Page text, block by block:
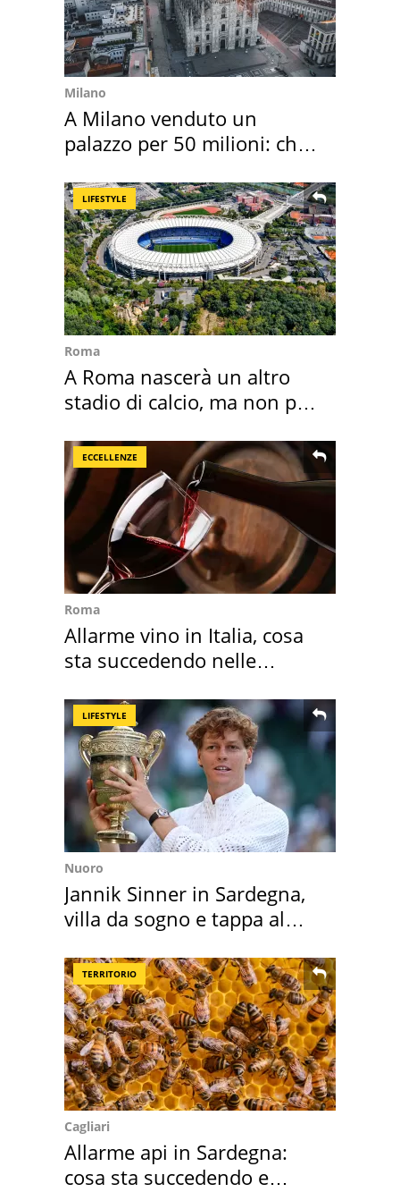
Milano
A Milano venduto un
palazzo per 50 milioni: chi
LIFESTYLE
Roma
A Roma nascerà un altro
stadio di calcio, ma non per
ECCELLENZE
Roma
Allarme vino in Italia, cosa
sta succedendo nelle
LIFESTYLE
Nuoro
Jannik Sinner in Sardegna,
villa da sogno e tappa al
TERRITORIO
Cagliari
Allarme api in Sardegna:
cosa sta succedendo e